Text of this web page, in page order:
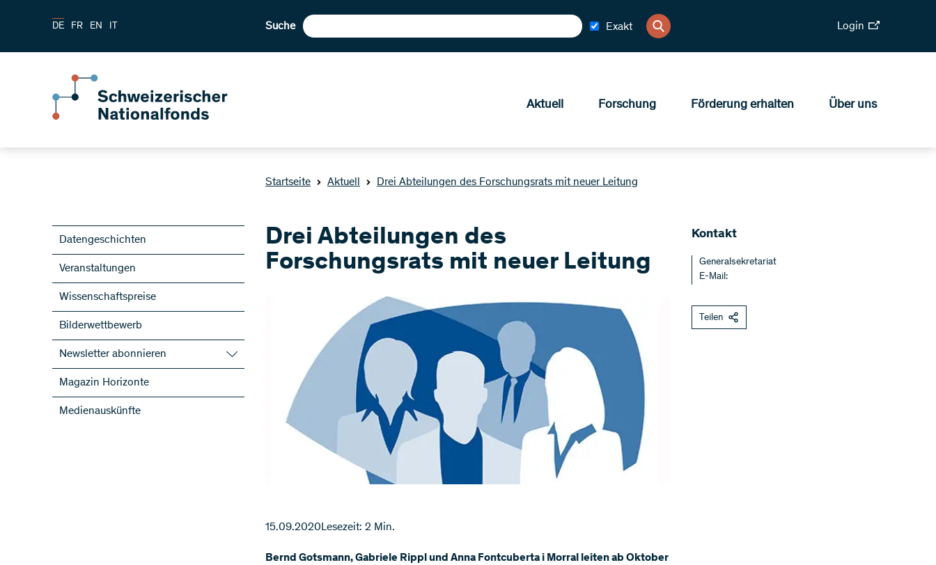
DE FR EN IT Suche Exakt Login
Aktuell Forschung Förderung erhalten Über uns
Startseite Aktuell Drei Abteilungen des Forschungsrats mit neuer Leitung
Datengeschichten
Veranstaltungen
Wissenschaftspreise
Bilderwettbewerb
Newsletter abonnieren
SNF-Newsletter abonnieren
Newsletter der NFP abonnieren
ScienceGeist
Magazin Horizonte
Medienauskünfte
Drei Abteilungen des
Forschungsrats mit neuer Leitung
15.09.2020Lesezeit: 2 Min.
Bernd Gotsmann, Gabriele Rippl und Anna Fontcuberta i Morral leiten ab Oktober
Kontakt
Generalsekretariat
E-Mail:
Teilen